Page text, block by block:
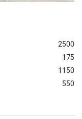
2500
175
1150
550